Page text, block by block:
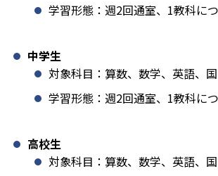
学習形態：週2回通室、1教科に
中学生
対象科目：算数、数学、英語、
学習形態：週2回通室、1教科に
高校生
対象科目：算数、数学、英語、